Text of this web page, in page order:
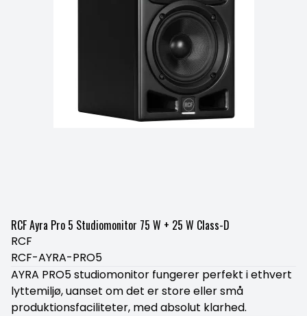
RCF Ayra Pro 5 Studiomonitor 75 W + 25 W Class-D
RCF
RCF-AYRA-PRO5
AYRA PRO5 studiomonitor fungerer perfekt i ethvert
lyttemiljø, uanset om det er store eller små
produktionsfaciliteter, med absolut klarhed.